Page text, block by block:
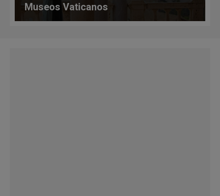
Museos Vaticanos